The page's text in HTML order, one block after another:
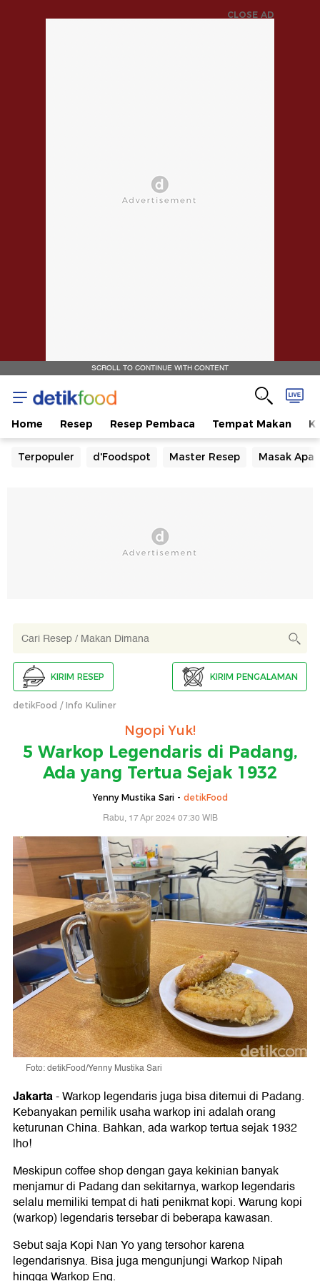
CLOSE AD
SCROLL TO CONTINUE WITH CONTENT
Home Resep Resep Pembaca Tempat Makan
Terpopuler d'Foodspot Master Resep Masak Apa
KIRIM RESEP KIRIM PENGALAMAN
detikFood Info Kuliner
Ngopi Yuk!
5 Warkop Legendaris di Padang,
Ada yang Tertua Sejak 1932
Yenny Mustika Sari - detikFood
Rabu, 17 Apr 2024 07:30 WIB
Foto: detikFood/Yenny Mustika Sari
Jakarta-Warkop legendaris juga bisa ditemui di Padang.
Kebanyakan pemilik usaha warkop ini adalah orang
keturunan China. Bahkan, ada warkop tertua sejak 1932
lho!
Meskipun coffee shop dengan gaya kekinian banyak
menjamur di Padang dan sekitarnya, warkop legendaris
selalu memiliki tempat di hati penikmat kopi. Warung kopi
(warkop) legendaris tersebar di beberapa kawasan.
Sebut saja Kopi Nan Yo yang tersohor karena
legendarisnya. Bisa juga mengunjungi Warkop Nipah
hingga Warkop Eng.